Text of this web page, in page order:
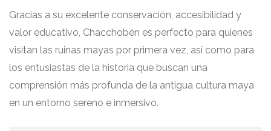
Gracias a su excelente conservación, accesibilidad y
valor educativo, Chacchobén es perfecto para quienes
visitan las ruinas mayas por primera vez, así como para
los entusiastas de la historia que buscan una
comprensión más profunda de la antigua cultura maya
en un entorno sereno e inmersivo.